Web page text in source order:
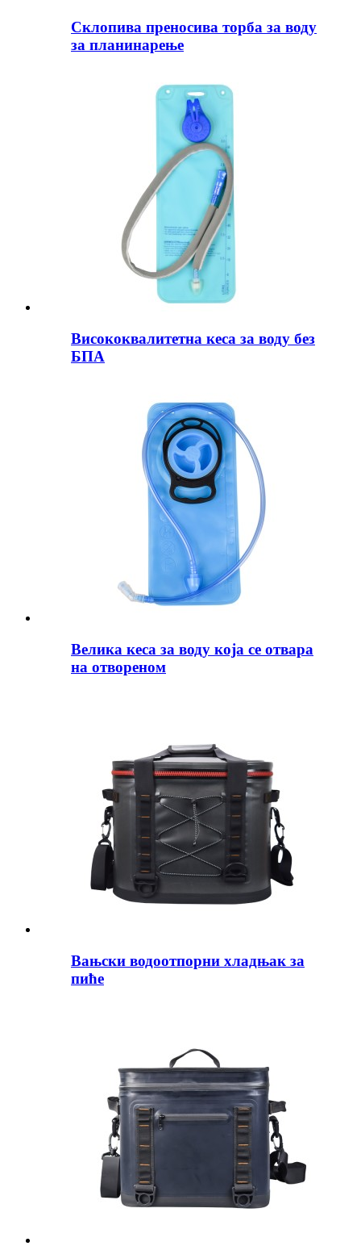
Склопива преносива торба за воду
за планинарење
Висококвалитетна кеса за воду без
БПА
Велика кеса за воду која се отвара
на отвореном
Вањски водоотпорни хладњак за
пиће